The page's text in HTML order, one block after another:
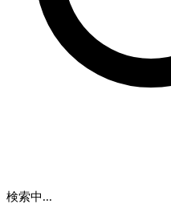
検索中...